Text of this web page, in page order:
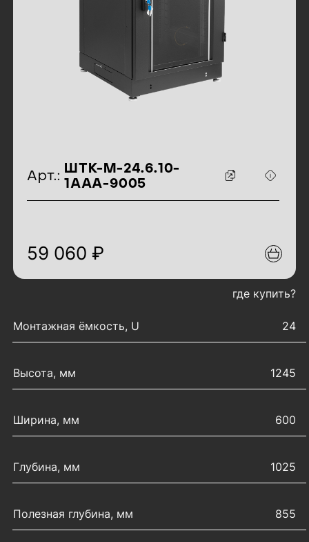
идентификаторы товара
Арт.:
ШТК-М-24.6.10-
1ААА-9005
59 060 ₽
где купить?
Монтажная ёмкость, U
24
Высота, мм 1245
Ширина, мм 600
Глубина, мм 1025
Полезная глубина, мм 855